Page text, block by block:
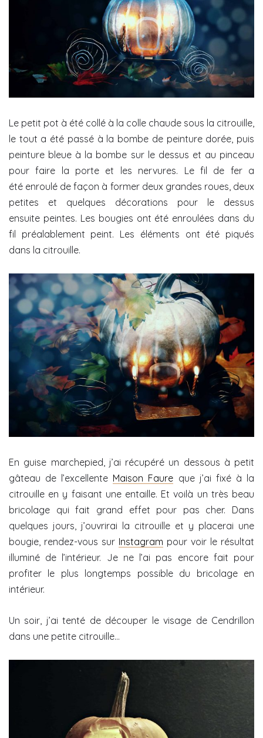
Le petit pot à été collé à la colle chaude sous la citrouille,
le tout a été passé à la bombe de peinture dorée, puis
peinture bleue à la bombe sur le dessus et au pinceau
pour faire la porte et les nervures. Le fil de fer a
été enroulé de façon à former deux grandes roues, deux
petites et quelques décorations pour le dessus
ensuite peintes. Les bougies ont été enroulées dans du
fil préalablement peint. Les éléments ont été piqués
dans la citrouille.
En guise marchepied, j’ai récupéré un dessous à petit
gâteau de l’excellente Maison Faure que j’ai fixé à la
citrouille en y faisant une entaille. Et voilà un très beau
bricolage qui fait grand effet pour pas cher. Dans
quelques jours, j’ouvrirai la citrouille et y placerai une
bougie, rendez-vous sur Instagram pour voir le résultat
illuminé de l’intérieur. Je ne l’ai pas encore fait pour
profiter le plus longtemps possible du bricolage en
intérieur.
Un soir, j’ai tenté de découper le visage de Cendrillon
dans une petite citrouille…